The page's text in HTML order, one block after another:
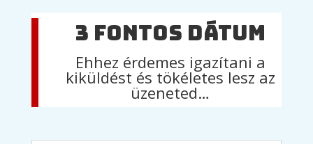
3 fontos dátum
Ehhez érdemes igazítani a
kiküldést és tökéletes lesz az
üzeneted…